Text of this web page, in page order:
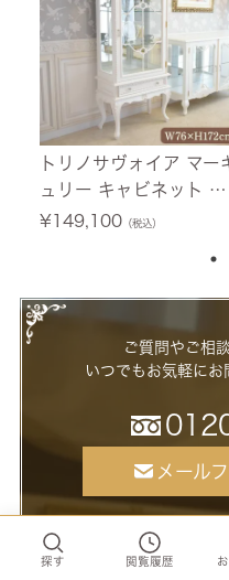
トリノサヴォイア マー
ュリー キャビネット ホ
ワイト 幅76cm 【送料無
¥149,100（税込）
ご質問やご相
いつでもお気軽にお
メール
【営業時間】
ご注文は24時間年中
探す 閲覧履歴